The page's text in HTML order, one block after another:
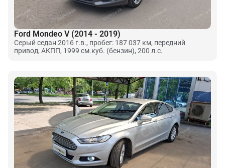
Ford Mondeo V (2014 - 2019)
Серый седан 2016 г.в., пробег: 187 037 км, передний
привод, АКПП, 1999 см.куб. (бензин), 200 л.с.